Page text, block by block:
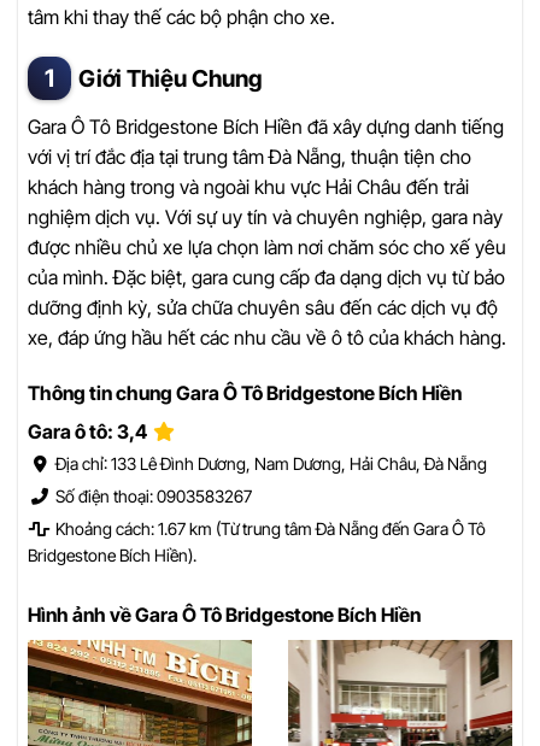
tâm khi thay thế các bộ phận cho xe.
Giới Thiệu Chung
Gara Ô Tô Bridgestone Bích Hiền đã xây dựng danh tiếng
với vị trí đắc địa tại trung tâm Đà Nẵng, thuận tiện cho
khách hàng trong và ngoài khu vực Hải Châu đến trải
nghiệm dịch vụ. Với sự uy tín và chuyên nghiệp, gara này
được nhiều chủ xe lựa chọn làm nơi chăm sóc cho xế yêu
của mình. Đặc biệt, gara cung cấp đa dạng dịch vụ từ bảo
dưỡng định kỳ, sửa chữa chuyên sâu đến các dịch vụ độ
xe, đáp ứng hầu hết các nhu cầu về ô tô của khách hàng.
Thông tin chung Gara Ô Tô Bridgestone Bích Hiền
Gara ô tô: 3,4
Địa chỉ: 133 Lê Đình Dương, Nam Dương, Hải Châu, Đà Nẵng
Số điện thoại: 0903583267
Khoảng cách: 1.67 km (Từ trung tâm Đà Nẵng đến Gara Ô Tô
Bridgestone Bích Hiền).
Hình ảnh về Gara Ô Tô Bridgestone Bích Hiền